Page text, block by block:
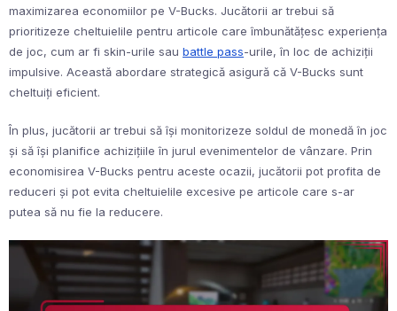
maximizarea economiilor pe V-Bucks. Jucătorii ar trebui să
prioritizeze cheltuielile pentru articole care îmbunătățesc experiența
de joc, cum ar fi skin-urile sau battle pass-urile, în loc de achiziții
impulsive. Această abordare strategică asigură că V-Bucks sunt
cheltuiți eficient.
În plus, jucătorii ar trebui să își monitorizeze soldul de monedă în joc
și să își planifice achizițiile în jurul evenimentelor de vânzare. Prin
economisirea V-Bucks pentru aceste ocazii, jucătorii pot profita de
reduceri și pot evita cheltuielile excesive pe articole care s-ar
putea să nu fie la reducere.